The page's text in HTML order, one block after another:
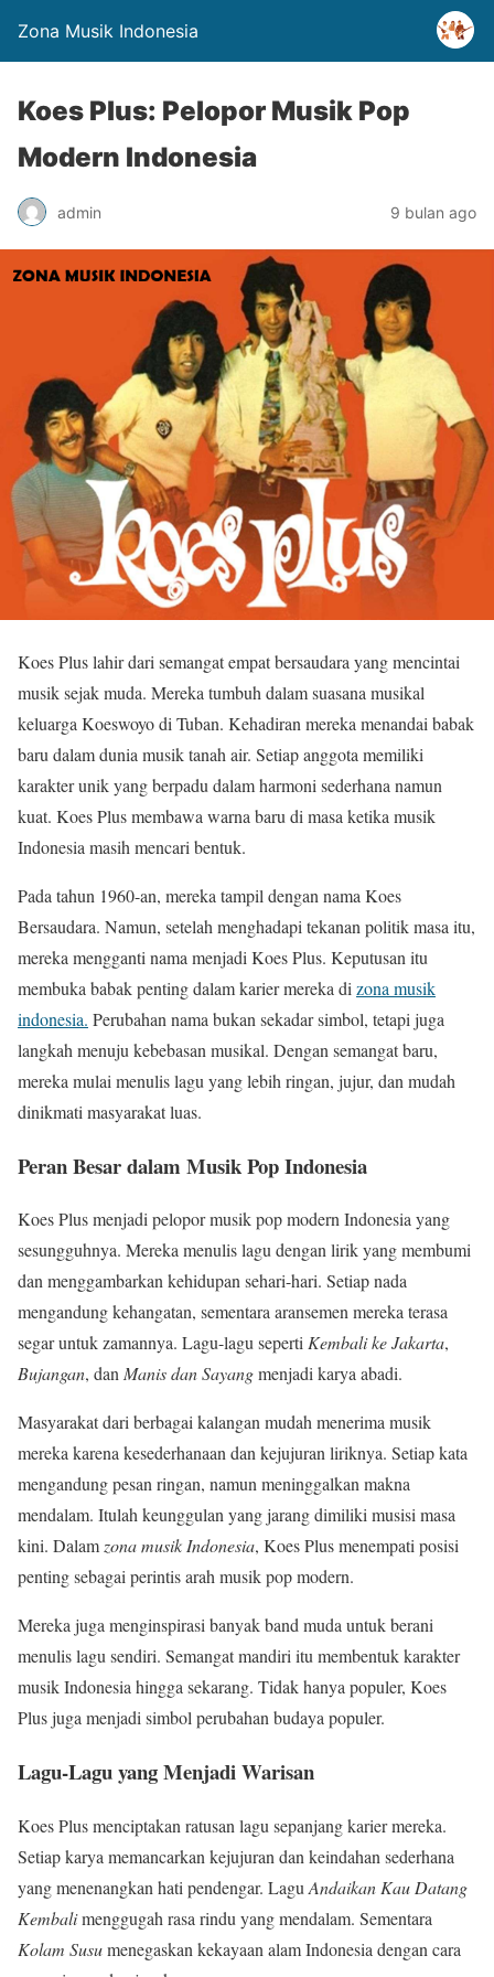
Zona Musik Indonesia
Koes Plus: Pelopor Musik Pop
Modern Indonesia
admin 9 bulan ago
Koes Plus lahir dari semangat empat bersaudara yang mencintai
musik sejak muda. Mereka tumbuh dalam suasana musikal
keluarga Koeswoyo di Tuban. Kehadiran mereka menandai babak
baru dalam dunia musik tanah air. Setiap anggota memiliki
karakter unik yang berpadu dalam harmoni sederhana namun
kuat. Koes Plus membawa warna baru di masa ketika musik
Indonesia masih mencari bentuk.
Pada tahun 1960-an, mereka tampil dengan nama Koes
Bersaudara. Namun, setelah menghadapi tekanan politik masa itu,
mereka mengganti nama menjadi Koes Plus. Keputusan itu
membuka babak penting dalam karier mereka di zona musik
indonesia. Perubahan nama bukan sekadar simbol, tetapi juga
langkah menuju kebebasan musikal. Dengan semangat baru,
mereka mulai menulis lagu yang lebih ringan, jujur, dan mudah
dinikmati masyarakat luas.
Peran Besar dalam Musik Pop Indonesia
Koes Plus menjadi pelopor musik pop modern Indonesia yang
sesungguhnya. Mereka menulis lagu dengan lirik yang membumi
dan menggambarkan kehidupan sehari-hari. Setiap nada
mengandung kehangatan, sementara aransemen mereka terasa
segar untuk zamannya. Lagu-lagu sepertiKembali ke Jakarta,
Bujangan, danManis dan Sayangmenjadi karya abadi.
Masyarakat dari berbagai kalangan mudah menerima musik
mereka karena kesederhanaan dan kejujuran liriknya. Setiap kata
mengandung pesan ringan, namun meninggalkan makna
mendalam. Itulah keunggulan yang jarang dimiliki musisi masa
kini. Dalamzona musik Indonesia, Koes Plus menempati posisi
penting sebagai perintis arah musik pop modern.
Mereka juga menginspirasi banyak band muda untuk berani
menulis lagu sendiri. Semangat mandiri itu membentuk karakter
musik Indonesia hingga sekarang. Tidak hanya populer, Koes
Plus juga menjadi simbol perubahan budaya populer.
Lagu-Lagu yang Menjadi Warisan
Koes Plus menciptakan ratusan lagu sepanjang karier mereka.
Setiap karya memancarkan kejujuran dan keindahan sederhana
yang menenangkan hati pendengar. Lagu Andaikan Kau Datang
Kembalimenggugah rasa rindu yang mendalam. Sementara
Kolam Susumenegaskan kekayaan alam Indonesia dengan cara